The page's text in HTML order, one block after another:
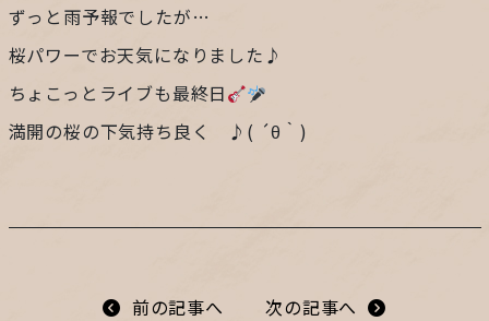
サイトマップ
ずっと雨予報でしたが…
桜パワーでお天気になりました♪
ちょこっとライブも最終日
満開の桜の下気持ち良く ♪( ´θ｀)
前の記事へ 次の記事へ